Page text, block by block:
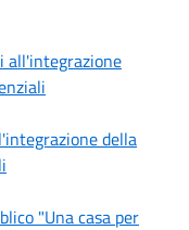
all'integrazione
della
"Una casa per